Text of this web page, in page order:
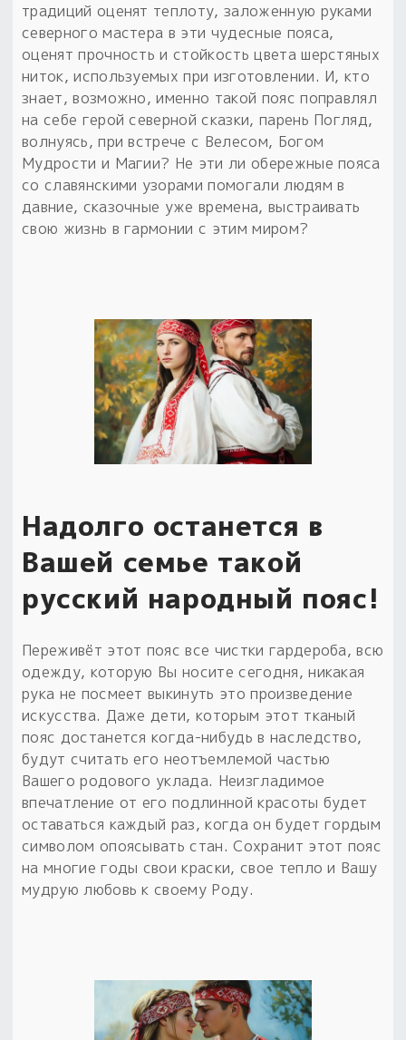
традиций оценят теплоту, заложенную руками
северного мастера в эти чудесные пояса,
оценят прочность и стойкость цвета шерстяных
ниток, используемых при изготовлении. И, кто
знает, возможно, именно такой пояс поправлял
на себе герой северной сказки, парень Погляд,
волнуясь, при встрече с Велесом, Богом
Мудрости и Магии? Не эти ли обережные пояса
со славянскими узорами помогали людям в
давние, сказочные уже времена, выстраивать
свою жизнь в гармонии с этим миром?
Надолго останется в
Вашей семье такой
русский народный пояс!
Переживёт этот пояс все чистки гардероба, всю
одежду, которую Вы носите сегодня, никакая
рука не посмеет выкинуть это произведение
искусства. Даже дети, которым этот тканый
пояс достанется когда-нибудь в наследство,
будут считать его неотъемлемой частью
Вашего родового уклада. Неизгладимое
впечатление от его подлинной красоты будет
оставаться каждый раз, когда он будет гордым
символом опоясывать стан. Сохранит этот пояс
на многие годы свои краски, свое тепло и Вашу
мудрую любовь к своему Роду.